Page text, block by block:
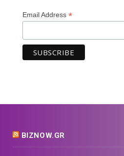
Email Address *
BIZNOW.GR